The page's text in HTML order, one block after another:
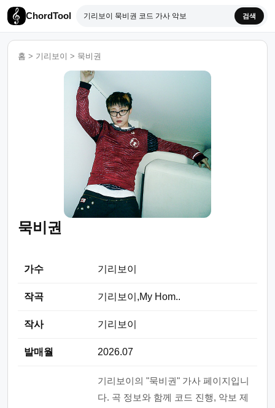
ChordTool 검색
홈 > 기리보이 > 묵비권
묵비권
가수 기리보이
작곡 기리보이,My Hom..
작사 기리보이
발매월 2026.07
기리보이의 "묵비권" 가사 페이지입니
다. 곡 정보와 함께 코드 진행, 악보 제